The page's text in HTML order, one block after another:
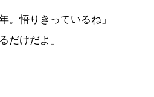
。悟りきっているね」
だけだよ」